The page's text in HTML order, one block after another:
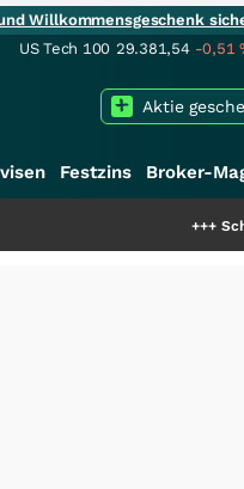
Willkommensgeschenk
US Tech 100 29.381,54 -0,51
Aktie
Festzins Broker-
Schwere